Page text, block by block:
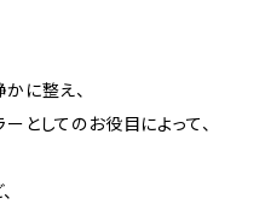
に整え、
としてのお役目によって、